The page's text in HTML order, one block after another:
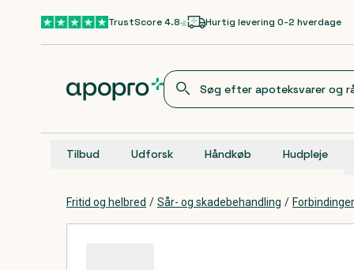
Gå til hovedindholdTrustScore 4.8 Hurtig levering 0-2 hverdage
Tilbud Udforsk Håndkøb Hudpleje
Fritid og helbred / Sår- og skadebehandling / Forbindinger